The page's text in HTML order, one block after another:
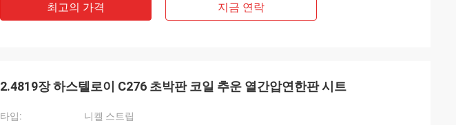
최고의 가격 지금 연락
2.4819장 하스텔로이 C276 초박판 코일 추운 열간압연한판 시트
타입:
니켈 스트립